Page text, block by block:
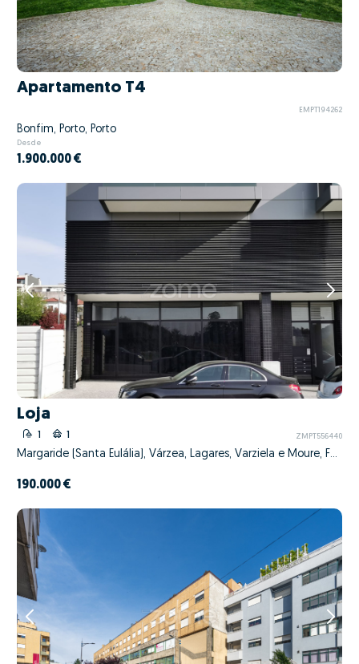
Apartamento T4
EMPT194262
Bonfim, Porto, Porto
Desde
1.900.000 €
Loja
ZMPT556440
Margaride (Santa Eulália), Várzea, Lagares, Varziela e Moure, Felgueiras, Porto
190.000 €